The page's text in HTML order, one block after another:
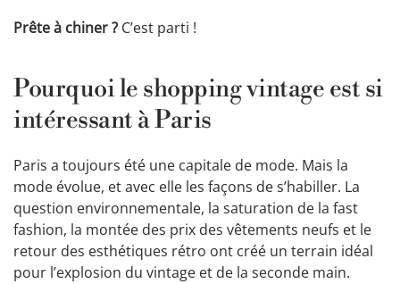
Prête à chiner ? C’est parti !
Pourquoi le shopping vintage est si
intéressant à Paris
Paris a toujours été une capitale de mode. Mais la
mode évolue, et avec elle les façons de s’habiller. La
question environnementale, la saturation de la fast
fashion, la montée des prix des vêtements neufs et le
retour des esthétiques rétro ont créé un terrain idéal
pour l’explosion du vintage et de la seconde main.